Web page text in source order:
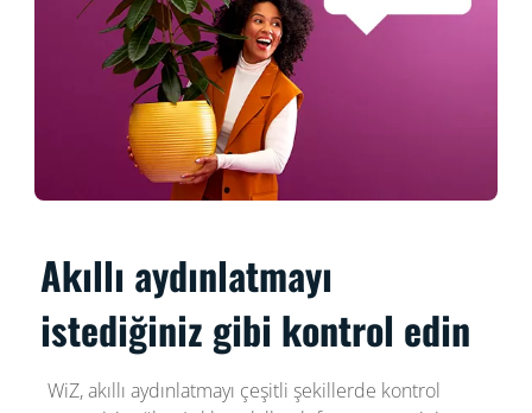
Akıllı aydınlatmayı
istediğiniz gibi kontrol edin
WiZ, akıllı aydınlatmayı çeşitli şekillerde kontrol